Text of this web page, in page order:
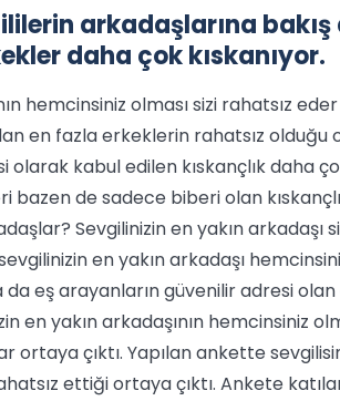
arkadaşlarına bakış
daha çok kıskanıyor.
hemcinsiniz olması sizi rahatsız
en fazla erkeklerin rahatsız olduğu
kabul edilen kıskançlık daha
bazen de sadece biberi olan
Sevgilinizin en yakın arkadaşı
en yakın arkadaşı
eş arayanların güvenilir adresi
en yakın arkadaşının hemcinsiniz
ortaya çıktı. Yapılan ankette
ettiği ortaya çıktı. Ankete